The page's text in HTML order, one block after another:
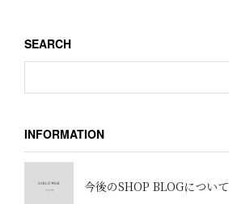
ン
SEARCH
INFORMATION
今後のSHOP BLOGについて